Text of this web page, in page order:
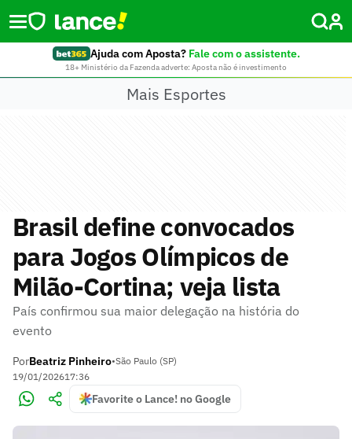
Ajuda com Aposta? Fale com o assistente.
18+ Ministério da Fazenda adverte: Aposta não é investimento
Mais Esportes
Brasil define convocados
para Jogos Olímpicos de
Milão-Cortina; veja lista
País confirmou sua maior delegação na história do
evento
PorBeatriz Pinheiro•São Paulo (SP)
19/01/202617:36
Favorite o Lance! no Google